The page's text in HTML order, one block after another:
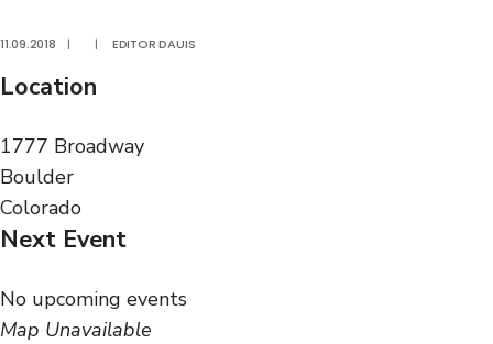
11.09.2018 | | EDITOR DAUIS
Location
1777 Broadway
Boulder
Colorado
Next Event
No upcoming events
Map Unavailable